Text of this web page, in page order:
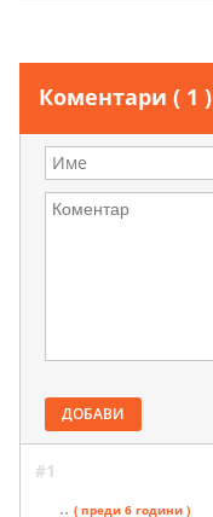
Коментари ( 1 )
ДОБАВИ
#1
.. ( преди 6 години )